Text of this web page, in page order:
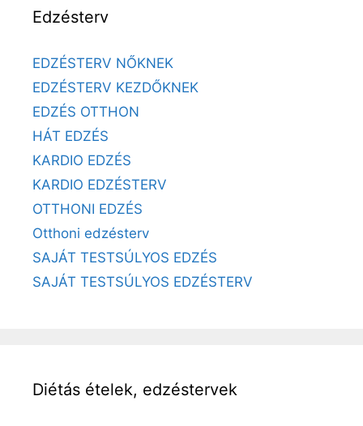
Edzésterv
EDZÉSTERV NŐKNEK
EDZÉSTERV KEZDŐKNEK
EDZÉS OTTHON
HÁT EDZÉS
KARDIO EDZÉS
KARDIO EDZÉSTERV
OTTHONI EDZÉS
Otthoni edzésterv
SAJÁT TESTSÚLYOS EDZÉS
SAJÁT TESTSÚLYOS EDZÉSTERV
Diétás ételek, edzéstervek